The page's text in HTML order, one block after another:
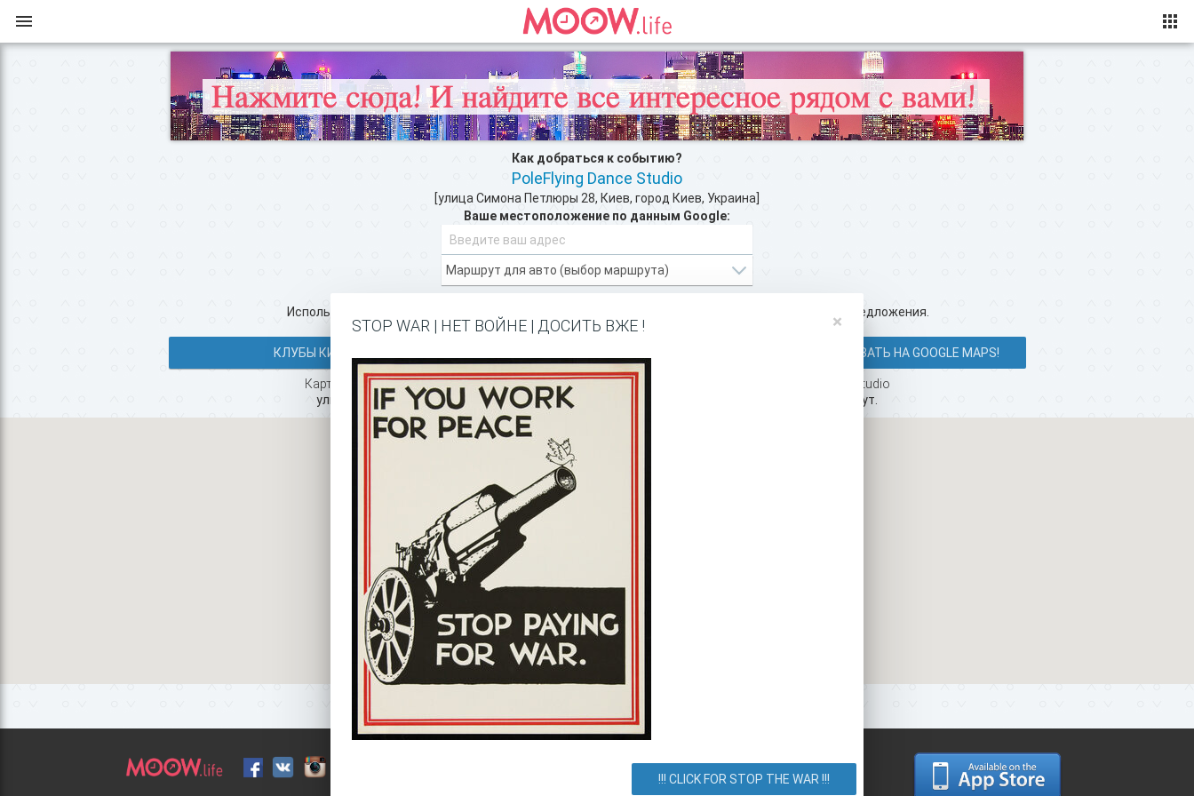
Как добраться к событию?
PoleFlying Dance Studio
[улица Симона Петлюры 28, Киев, город Киев, Украина]
Ваше местоположение по данным Google:
Используйте все возможности Moow.life и добавляйте свои интересные предложения.
КЛУБЫ КИЕВА >> ПОКАЗАТЬ НА GOOGLE MAPS!
Карта с маршрутом, как добратся на мероприятие или проехать к событию. PoleFlying Dance Studio
улица Симона Петлюры 28, Киев, город Киев, Украина. Как добраться? Как доехать? Маршрут.
×
STOP WAR | НЕТ ВОЙНЕ | ДОСИТЬ ВЖЕ !
!!! CLICK FOR STOP THE WAR !!!
Соглашение
О сервисе